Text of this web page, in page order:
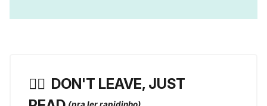
🏃‍♀️ ️ DON'T LEAVE, JUST
(pra ler rapidinho)